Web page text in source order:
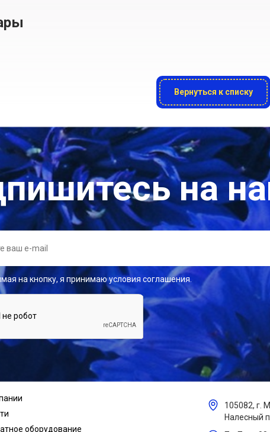
Вернуться к списку
на
на кнопку, я принимаю условия соглашения.
оборудование
105082, г.
Налесный